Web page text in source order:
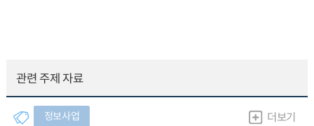
관련 주제 자료
정보사업 더보기